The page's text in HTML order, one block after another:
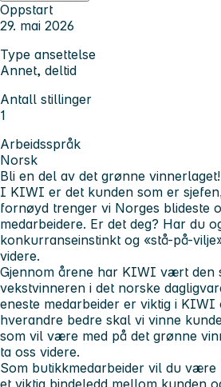
Oppstart
29. mai 2026
Type ansettelse
Annet, deltid
Antall stillinger
1
Arbeidsspråk
Norsk
Bli en del av det grønne vinnerlaget!
I KIWI er det kunden som er
fornøyd trenger vi Norges blideste
medarbeidere. Er det deg? Har du
konkurranseinstinkt og «stå-på-
videre.
Gjennom årene har KIWI vært den
vekstvinneren i det norske
eneste medarbeider er viktig i KIWI
hverandre bedre skal vi vinne
som vil være med på det grønne
ta oss videre.
Som butikkmedarbeider vil du
et viktig bindeledd mellom kunden